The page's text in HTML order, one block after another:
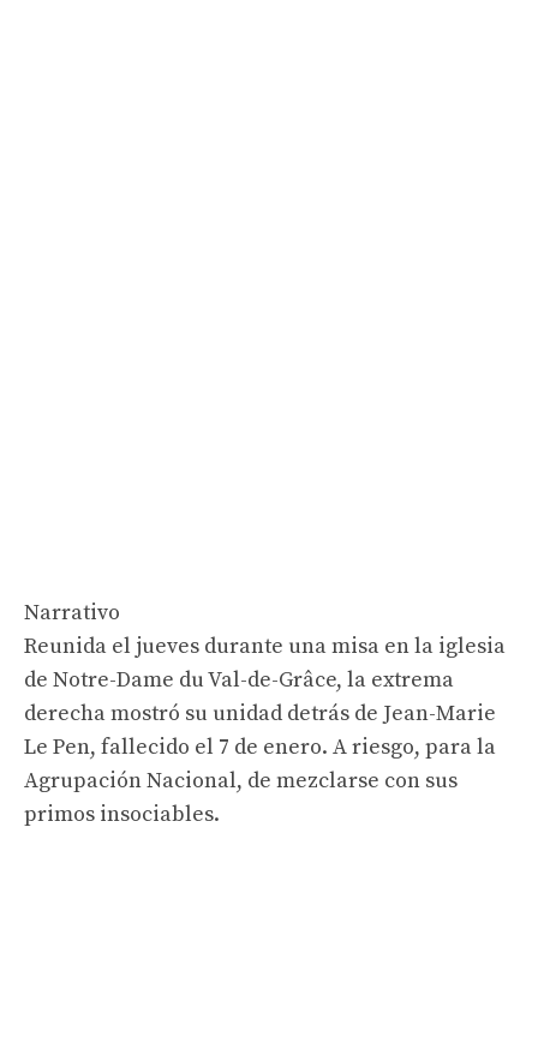
Narrativo
Reunida el jueves durante una misa en la iglesia
de Notre-Dame du Val-de-Grâce, la extrema
derecha mostró su unidad detrás de Jean-Marie
Le Pen, fallecido el 7 de enero. A riesgo, para la
Agrupación Nacional, de mezclarse con sus
primos insociables.